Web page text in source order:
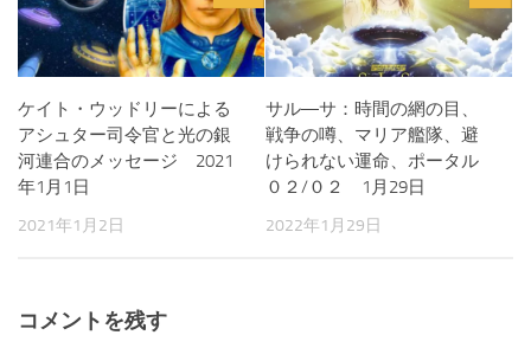
ケイト・ウッドリーによる
アシュター司令官と光の銀
河連合のメッセージ 2021
年1月1日
2021年1月2日
サル―サ：時間の網の目、
戦争の噂、マリア艦隊、避
けられない運命、ポータル
０２/０２ 1月29日
2022年1月29日
コメントを残す